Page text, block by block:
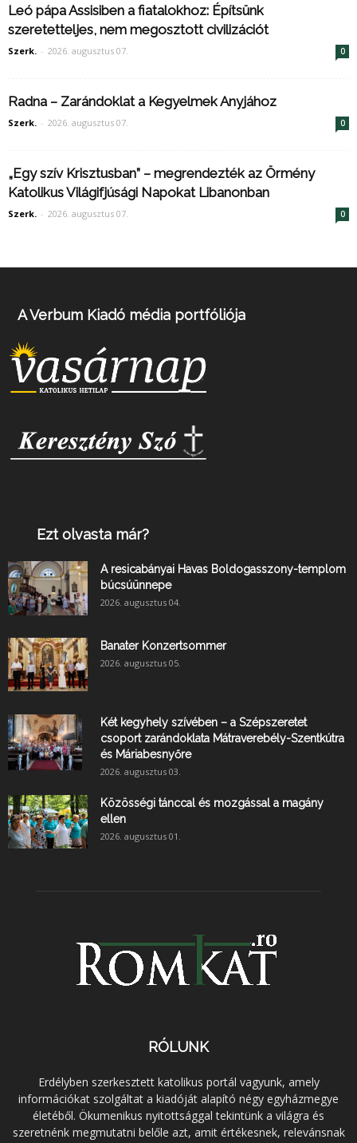
Leó pápa Assisiben a fiatalokhoz: Építsünk
szeretetteljes, nem megosztott civilizációt
Szerk. - 2026. augusztus 07. 0
Radna – Zarándoklat a Kegyelmek Anyjához
Szerk. - 2026. augusztus 07. 0
„Egy szív Krisztusban” – megrendezték az Örmény
Katolikus Világifjúsági Napokat Libanonban
Szerk. - 2026. augusztus 07. 0
A Verbum Kiadó média portfóliója
Ezt olvasta már?
A resicabányai Havas Boldogasszony-templom
búcsúünnepe
2026. augusztus 04.
Banater Konzertsommer
2026. augusztus 05.
Két kegyhely szívében – a Szépszeretet
csoport zarándoklata Mátraverebély-Szentkútra
és Máriabesnyőre
2026. augusztus 03.
Közösségi tánccal és mozgással a magány
ellen
2026. augusztus 01.
RÓLUNK
Erdélyben szerkesztett katolikus portál vagyunk, amely
információkat szolgáltat a kiadóját alapító négy egyházmegye
életéből. Ökumenikus nyitottsággal tekintünk a világra és
szeretnénk megmutatni belőle azt, amit értékesnek, relevánsnak